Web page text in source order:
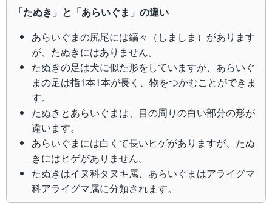
「たぬき」と「あらいぐま」の違い
あらいぐまの尻尾には縞々（しましま）があります
が、たぬきにはありません。
たぬきの足は犬に似た形をしていますが、あらいぐ
まの足は指1本1本が長く、物をつかむことができま
す。
たぬきとあらいぐまは、目の周りの白い部分の形が
違います。
あらいぐまには白くて長いヒゲがありますが、たぬ
きにはヒゲがありません。
たぬきはイヌ科タヌキ属、あらいぐまはアライグマ
科アライグマ属に分類されます。